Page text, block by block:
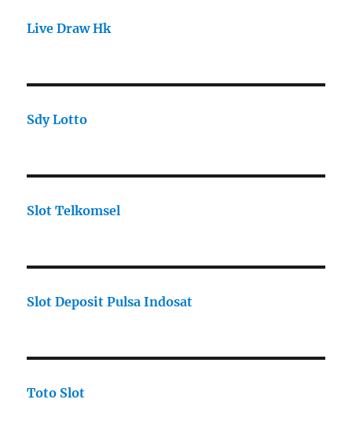
Live Draw Hk
Sdy Lotto
Slot Telkomsel
Slot Deposit Pulsa Indosat
Toto Slot